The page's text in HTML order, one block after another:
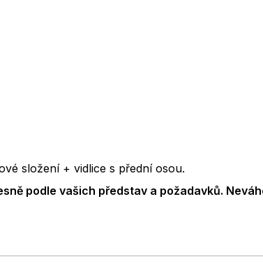
složení + vidlice s přední osou.
podle vašich představ a požadavků.